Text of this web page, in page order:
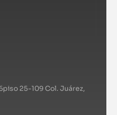
25-109 Col. Juárez,